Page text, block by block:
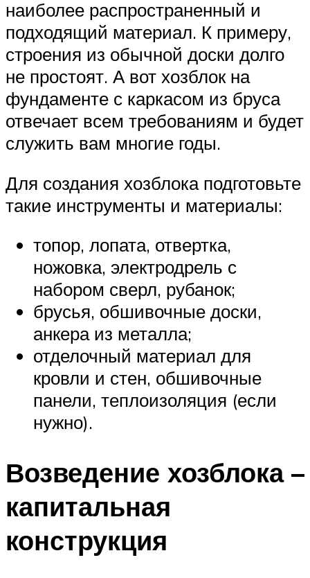
наиболее распространенный и
подходящий материал. К примеру,
строения из обычной доски долго
не простоят. А вот хозблок на
фундаменте с каркасом из бруса
отвечает всем требованиям и будет
служить вам многие годы.
Для создания хозблока подготовьте
такие инструменты и материалы:
топор, лопата, отвертка,
ножовка, электродрель с
набором сверл, рубанок;
брусья, обшивочные доски,
анкера из металла;
отделочный материал для
кровли и стен, обшивочные
панели, теплоизоляция (если
нужно).
Возведение хозблока –
капитальная
конструкция